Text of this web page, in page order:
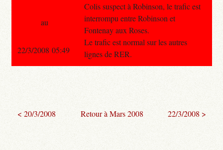
Colis suspect à Robinson, le trafic est
interrompu entre Robinson et
Fontenay aux Roses.
Le trafic est normal sur les autres
lignes de RER.
au
22/3/2008 05:49
< 20/3/2008 Retour à Mars 2008 22/3/2008 >